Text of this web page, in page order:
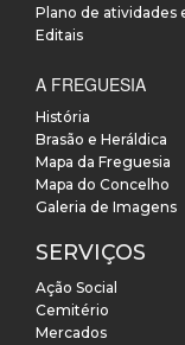
Plano de atividades
Editais
A FREGUESIA
História
Brasão e Heráldica
Mapa da Freguesia
Mapa do Concelho
Galeria de Imagens
SERVIÇOS
Ação Social
Cemitério
Mercados